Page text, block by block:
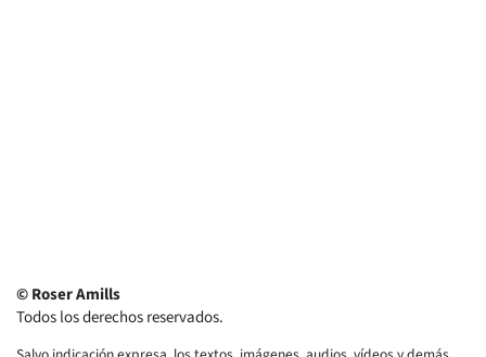
© Roser Amills
Todos los derechos reservados.